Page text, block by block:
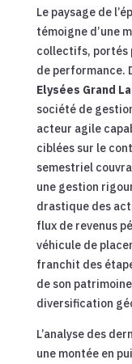
Le paysage de
témoigne d’une
collectifs, portés
de performance.
Elysées Grand
société de
acteur agile
ciblées sur le
semestriel
une gestion
drastique des
flux de revenus
véhicule de
franchit des
de son
diversification
L’analyse des
une montée en